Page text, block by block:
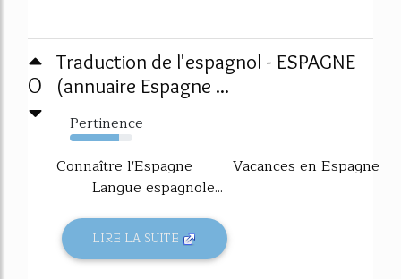
0
Traduction de l'espagnol - ESPAGNE
(annuaire Espagne ...
Pertinence
78%
Connaître l'Espagne Vacances en Espagne
Langue espagnole...
LIRE LA SUITE